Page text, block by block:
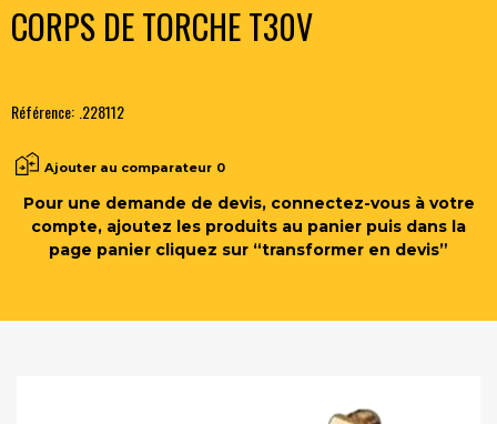
CORPS DE TORCHE T30V
Référence: .228112
Ajouter au comparateur 0
Pour une demande de devis, connectez-vous à votre
compte, ajoutez les produits au panier puis dans la
page panier cliquez sur “transformer en devis”